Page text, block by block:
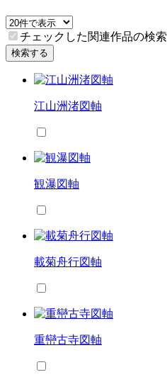
チェックした関連作品の検索
検索する
江山洲渚図軸
観瀑図軸
載菊舟行図軸
重巒古寺図軸